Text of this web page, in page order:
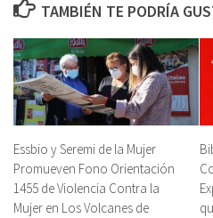
TAMBIÉN TE PODRÍA
Essbio y Seremi de la Mujer
Promueven Fono Orientación
1455 de Violencia Contra la
Mujer en Los Volcanes de